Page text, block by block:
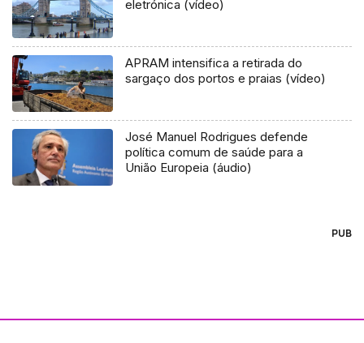
eletrónica (vídeo)
APRAM intensifica a retirada do
sargaço dos portos e praias (vídeo)
José Manuel Rodrigues defende
política comum de saúde para a
União Europeia (áudio)
PUB